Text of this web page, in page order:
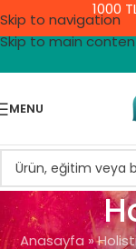
Skip to navigation
Skip to main
1000
MENU
Anasayfa»